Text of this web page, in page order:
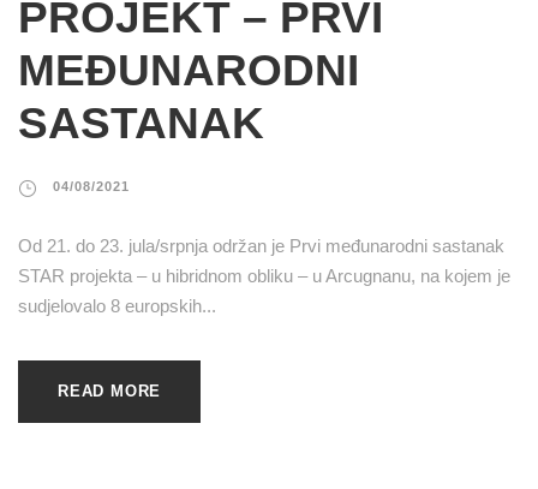
PROJEKT – PRVI
MEĐUNARODNI
SASTANAK
04/08/2021
Od 21. do 23. jula/srpnja održan je Prvi međunarodni sastanak
STAR projekta – u hibridnom obliku – u Arcugnanu, na kojem je
sudjelovalo 8 europskih...
READ MORE